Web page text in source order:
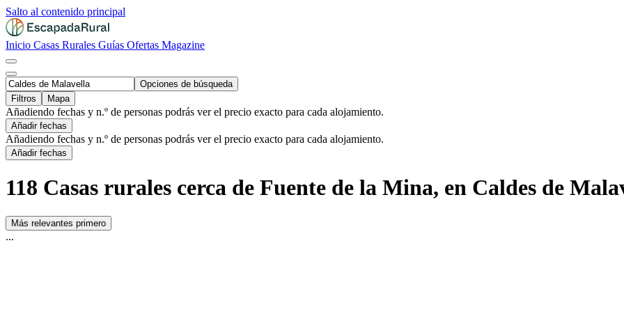
Salto al contenido principal
Inicio Casas Rurales Guías Ofertas Magazine
Opciones de búsqueda
Filtros
Mapa
Añadiendo fechas y n.º de personas podrás ver el precio exacto para cada alojamiento.
Añadir fechas
Añadiendo fechas y n.º de personas podrás ver el precio exacto para cada alojamiento.
Añadir fechas
118 Casas rurales cerca de Fuente de la Mina, en Caldes de
Más relevantes primero
...